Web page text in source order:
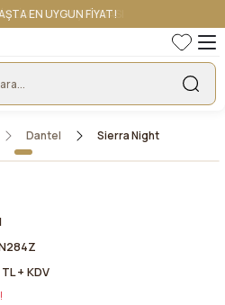
EN UYGUN FİYAT!
Dantel Sierra Night
+ KDV